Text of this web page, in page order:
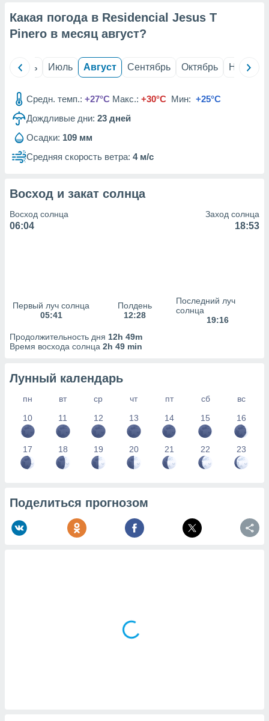
из
данных
рекламы
Какая погода в Residencial Jesus T
Pinero в месяц август?
Июнь Июль Август Сентябрь Октябрь Ноябрь
Средн. темп.: +27°C Макс.: +30°C Мин: +25°C
Дождливые дни: 23 дней
Осадки: 109 мм
Средняя скорость ветра: 4 м/с
Восход и закат солнца
Восход солнца
06:04
Заход солнца
18:53
Первый луч солнца
05:41
Полдень
12:28
Последний луч
солнца
19:16
Продолжительность дня 12h 49m
Время восхода солнца 2h 49 min
Лунный календарь
пн вт ср чт пт сб
вс
10
11 12 13 14 15 16
17 18 19 20 21 22 23
Поделиться прогнозом